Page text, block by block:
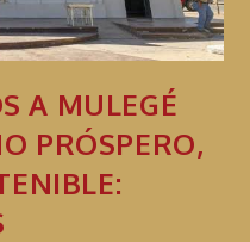
A MULEGÉ
PRÓSPERO,